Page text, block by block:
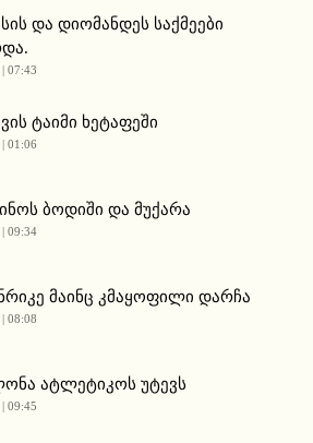
და დიომანდეს საქმეები
07:43
ტაიმი ხეტაფეში
01:06
ბოდიში და მუქარა
09:34
მაინც კმაყოფილი დარჩა
08:08
ატლეტიკოს უტევს
09:45